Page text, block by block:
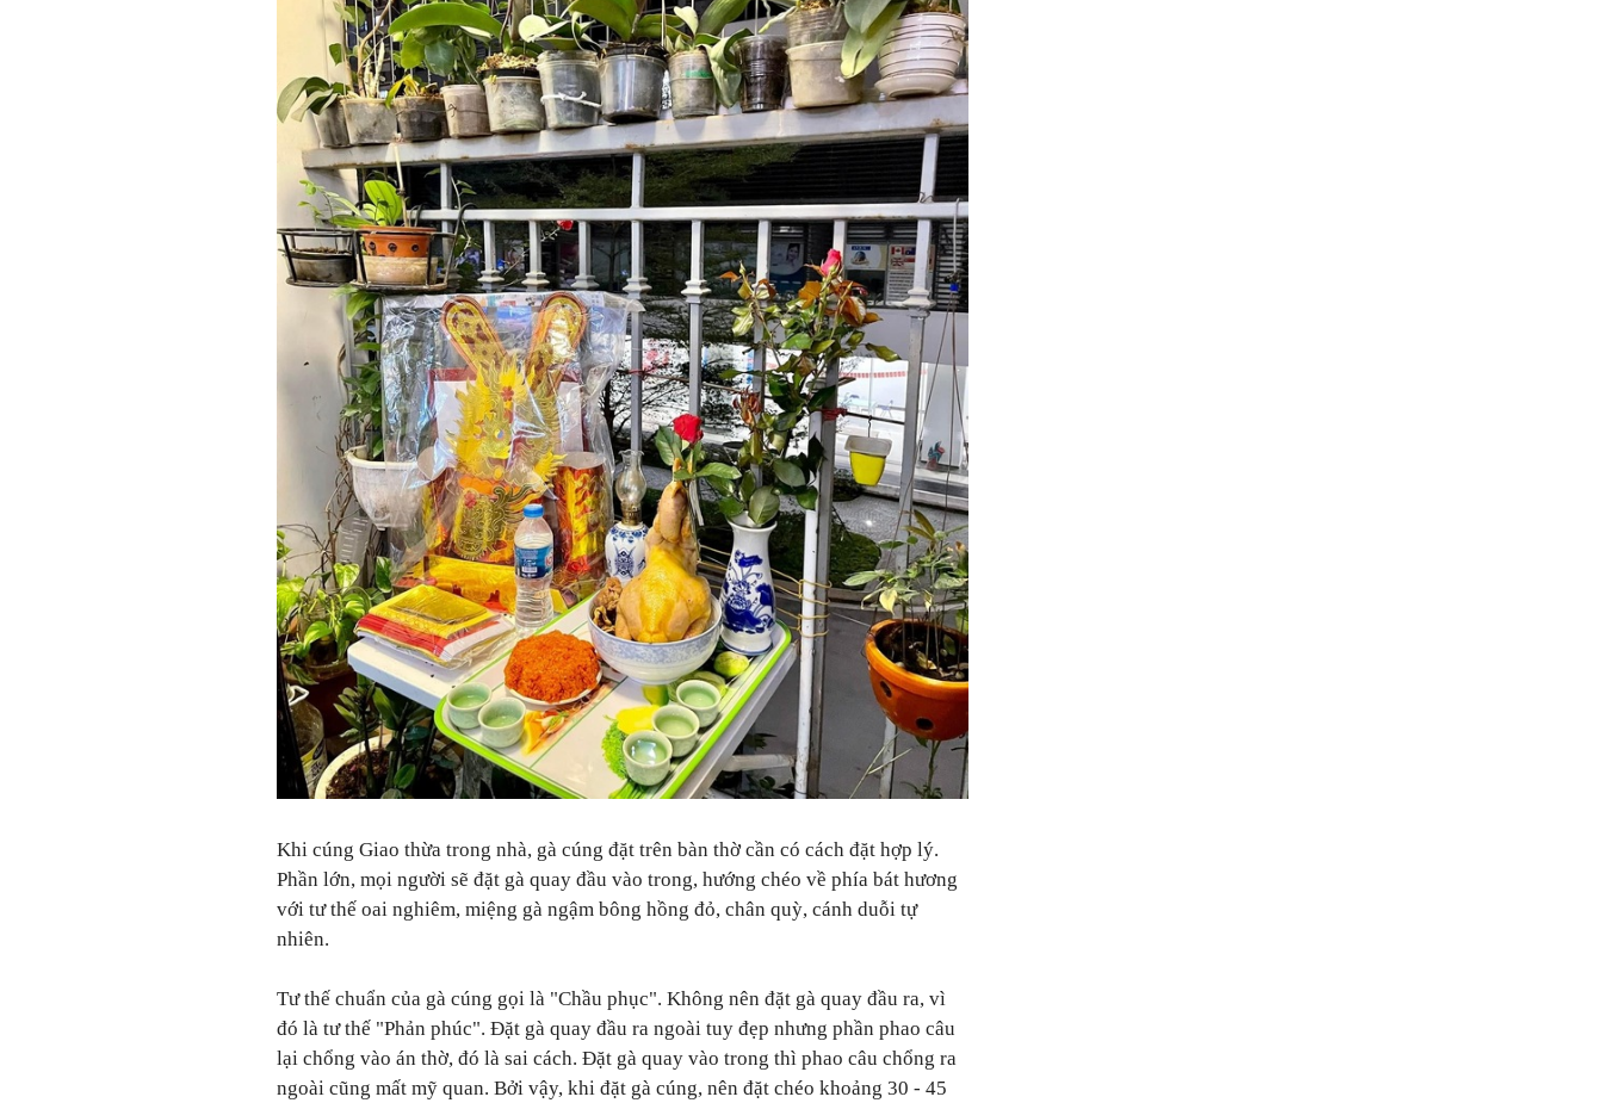
Khi cúng Giao thừa trong nhà, gà cúng đặt trên bàn thờ cần có cách đặt hợp lý.
Phần lớn, mọi người sẽ đặt gà quay đầu vào trong, hướng chéo về phía bát hương
với tư thế oai nghiêm, miệng gà ngậm bông hồng đỏ, chân quỳ, cánh duỗi tự
nhiên.
Tư thế chuẩn của gà cúng gọi là "Chầu phục". Không nên đặt gà quay đầu ra, vì
đó là tư thế "Phản phúc". Đặt gà quay đầu ra ngoài tuy đẹp nhưng phần phao câu
lại chổng vào án thờ, đó là sai cách. Đặt gà quay vào trong thì phao câu chổng ra
ngoài cũng mất mỹ quan. Bởi vậy, khi đặt gà cúng, nên đặt chéo khoảng 30 - 45